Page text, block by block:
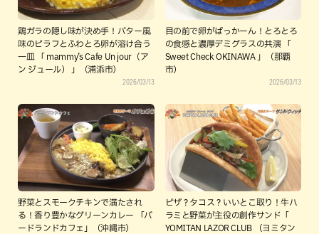
鶏ガラの隠し味が決め手！バター風
味のピラフとふわとろ卵が溶け合う
一皿 「 mammy’s Cafe Un jour（ア
ン ジュール） 」（浦添市）
2026/03/13
目の前で卵がぱっかーん！とろとろ
の食感と濃厚デミグラスの共演 「
Sweet Check OKINAWA 」（那覇
市）
2026/03/13
野菜とスモークチキンで満たされ
る！香り豊かなグリーンカレー 「バ
ードランドカフェ」（沖縄市）
ピザ？タコス？いいとこ取り！牛ハ
ラミと野菜が主役の創作サンド「
YOMITAN LAZOR CLUB （ヨミタン